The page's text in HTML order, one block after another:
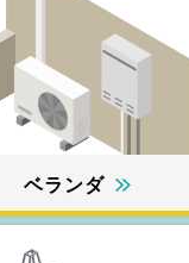
ベランダ